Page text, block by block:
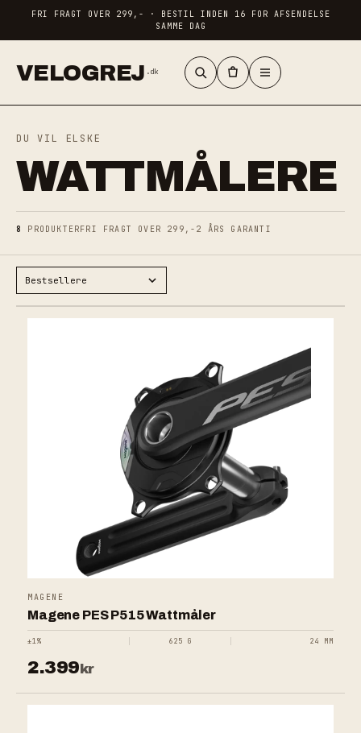
FRI FRAGT OVER 299,- · BESTIL INDEN 16 FOR AFSENDELSE
SAMME DAG
VELOGREJ .dk
DU VIL ELSKE
WATTMÅLERE
8 PRODUKTERFRI FRAGT OVER 299,- 2 ÅRS GARANTI
MAGENE
Magene PES P515 Wattmåler
±1% 625 G 24 MM
2.399kr